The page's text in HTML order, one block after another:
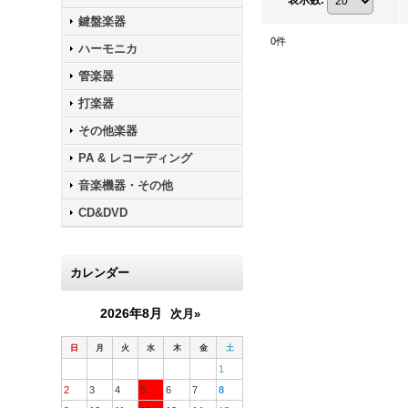
鍵盤楽器
ハーモニカ
管楽器
打楽器
その他楽器
PA & レコーディング
音楽機器・その他
CD&DVD
カレンダー
2026年8月 次月»
日 月 火 水 木 金 土
1
2
3 4 5 6 7
8
0件